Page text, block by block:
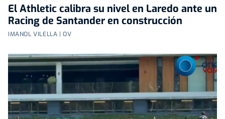
El Athletic calibra su nivel en Laredo ante un
Racing de Santander en construcción
IMANOL VILELLA | OV